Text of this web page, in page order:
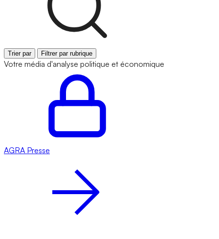
Trier par Filtrer par rubrique
Votre média d'analyse politique et économique
AGRA Presse